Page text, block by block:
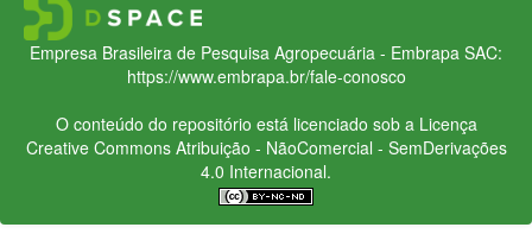
Empresa Brasileira de Pesquisa Agropecuária - Embrapa SAC:
https://www.embrapa.br/fale-conosco
O conteúdo do repositório está licenciado sob a Licença
Creative CommonsAtribuição - NãoComercial - SemDerivações
4.0 Internacional.